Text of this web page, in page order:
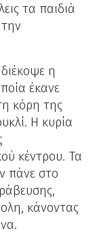
τα παιδιά
η
έκανε
κόρη της
Η κυρία
κέντρου. Τα
πάνε στο
κάνοντας